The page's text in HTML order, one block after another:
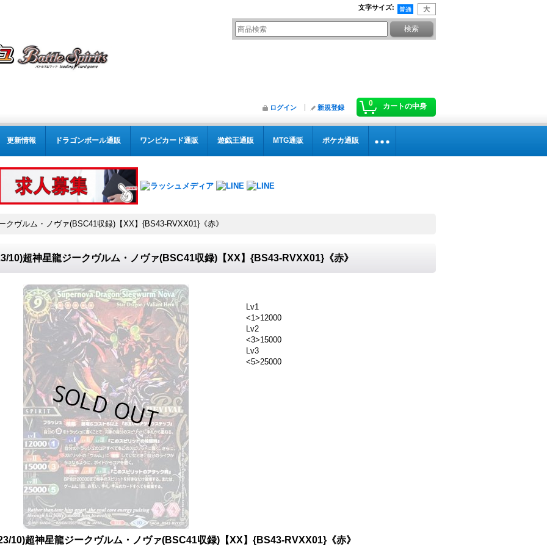
文字サイズ:
0 カートの中身
ログイン 新規登録
更新情報 ドラゴンボール通販 ワンピカード通販 遊戯王通販 MTG通販 ポケカ通販
クヴルム・ノヴァ(BSC41収録)【XX】{BS43-RVXX01}《赤》
10)超神星龍ジークヴルム・ノヴァ(BSC41収録)【XX】{BS43-RVXX01}《赤》
Lv1
<1>12000
Lv2
<3>15000
Lv3
<5>25000
10)超神星龍ジークヴルム・ノヴァ(BSC41収録)【XX】{BS43-RVXX01}《赤》